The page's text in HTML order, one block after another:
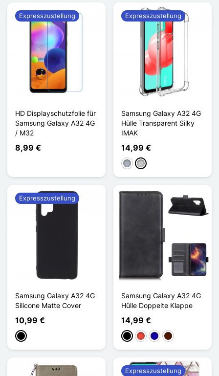
HD Displayschutzfolie für
Samsung Galaxy A32 4G
/ M32
8,99 €
Expresszustellung
Samsung Galaxy A32 4G
Hülle Transparent Silky
IMAK
14,99 €
GrauTransparent
Expresszustellung
Samsung Galaxy A32 4G
Silicone Matte Cover
10,99 €
Schwarz
Expresszustellung
Samsung Galaxy A32 4G
Hülle Doppelte Klappe
14,99 €
Schwarz
Rot Dunkelblau
Dunkelbraun
Expresszustellung